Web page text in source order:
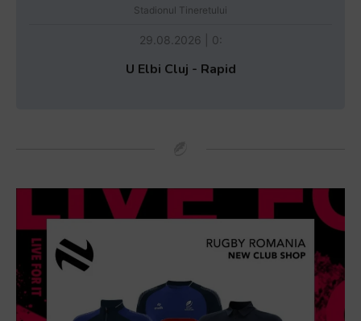
Stadionul Tineretului
29.08.2026 | 0:
U Elbi Cluj - Rapid